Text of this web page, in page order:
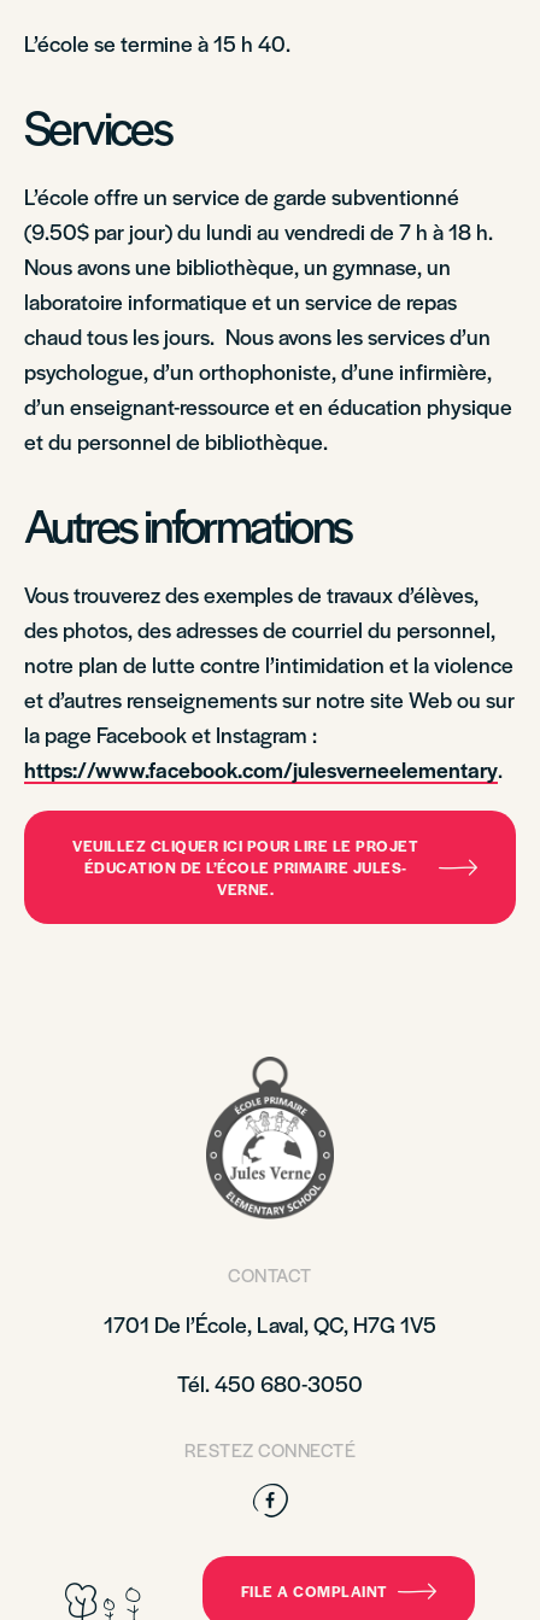
L’école se termine à 15 h 40.
Services
L’école offre un service de garde subventionné
(9.50$ par jour) du lundi au vendredi de 7 h à 18 h.
Nous avons une bibliothèque, un gymnase, un
laboratoire informatique et un service de repas
chaud tous les jours. Nous avons les services d’un
psychologue, d’un orthophoniste, d’une infirmière,
d’un enseignant-ressource et en éducation physique
et du personnel de bibliothèque.
Autres informations
Vous trouverez des exemples de travaux d’élèves,
des photos, des adresses de courriel du personnel,
notre plan de lutte contre l’intimidation et la violence
et d’autres renseignements sur notre site Web ou sur
la page Facebook et Instagram :
https://www.facebook.com/julesverneelementary.
VEUILLEZ CLIQUER ICI POUR LIRE LE PROJET
ÉDUCATION DE L’ÉCOLE PRIMAIRE JULES-
VERNE.
CONTACT
1701 De l’École, Laval, QC, H7G 1V5
Tél. 450 680-3050
RESTEZ CONNECTÉ
Facebook
FILE A COMPLAINT